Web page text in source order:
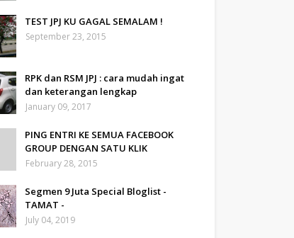
TEST JPJ KU GAGAL SEMALAM !
September 23, 2015
RPK dan RSM JPJ : cara mudah ingat
dan keterangan lengkap
January 09, 2017
PING ENTRI KE SEMUA FACEBOOK
GROUP DENGAN SATU KLIK
February 28, 2015
Segmen 9 Juta Special Bloglist -
TAMAT -
July 04, 2019